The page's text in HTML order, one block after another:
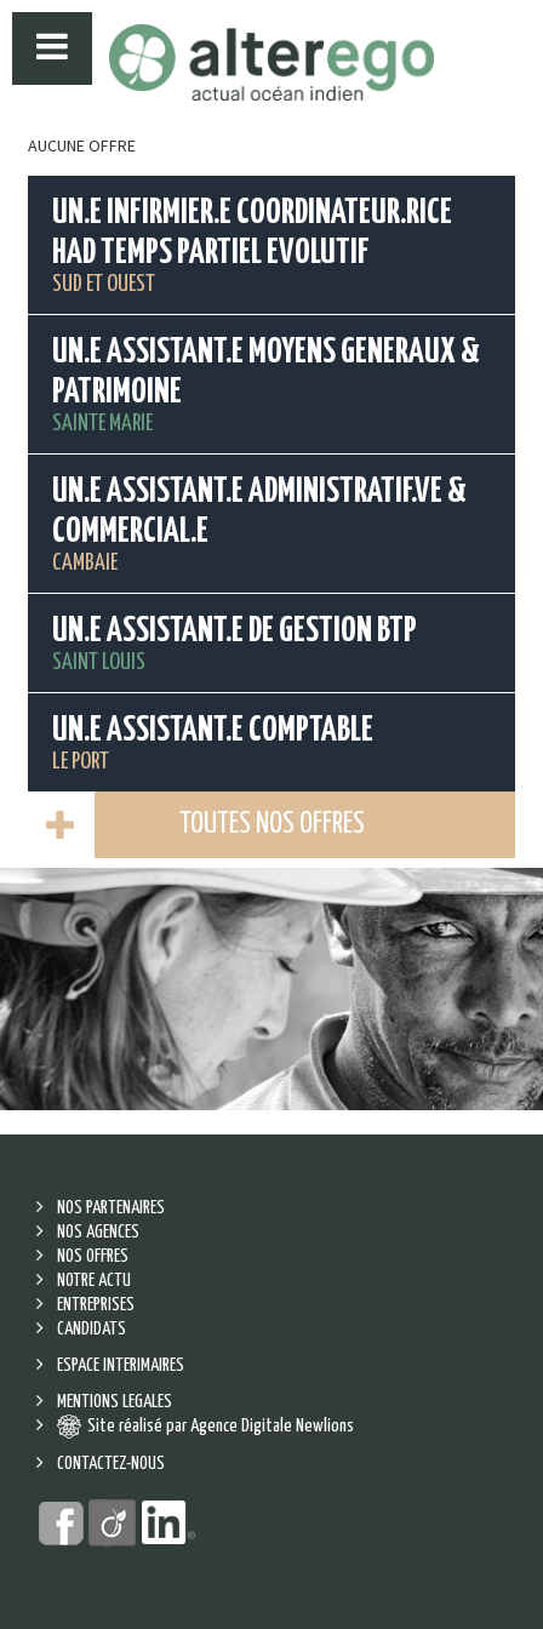
AUCUNE OFFRE
UN.E INFIRMIER.E COORDINATEUR.RICE
HAD TEMPS PARTIEL EVOLUTIF
SUD ET OUEST
UN.E ASSISTANT.E MOYENS GENERAUX &
PATRIMOINE
SAINTE MARIE
UN.E ASSISTANT.E ADMINISTRATIF.VE &
COMMERCIAL.E
CAMBAIE
UN.E ASSISTANT.E DE GESTION BTP
SAINT LOUIS
UN.E ASSISTANT.E COMPTABLE
LE PORT
TOUTES NOS OFFRES
NOS PARTENAIRES
NOS AGENCES
NOS OFFRES
NOTRE ACTU
ENTREPRISES
CANDIDATS
ESPACE INTERIMAIRES
MENTIONS LEGALES
Site réalisé par Agence Digitale Newlions
CONTACTEZ-NOUS